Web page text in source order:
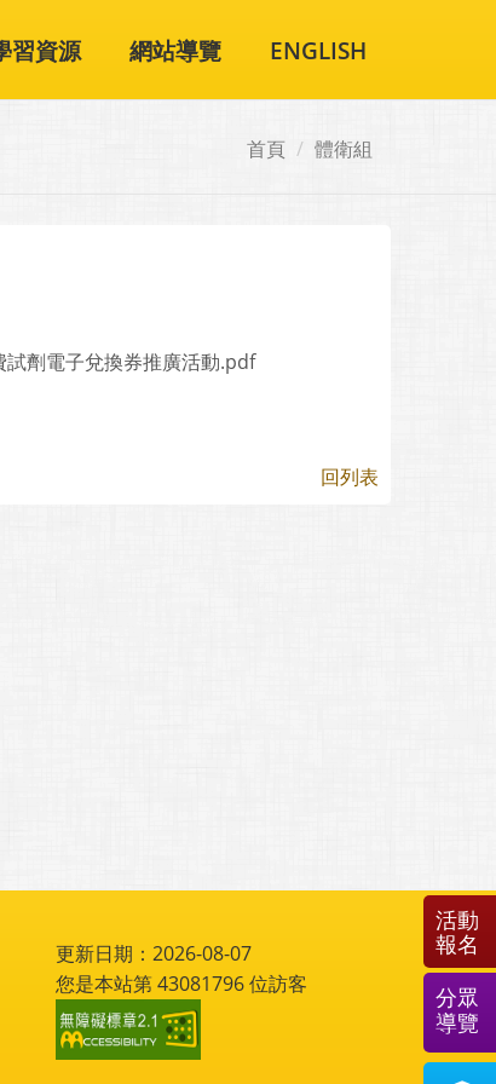
習資源 網站導覽 ENGLISH
首頁 體衛組
試劑電子兌換券推廣活動.pdf
回列表
更新日期：2026-08-07
您是本站第43081796位訪客
活動
報名
分眾
導覽